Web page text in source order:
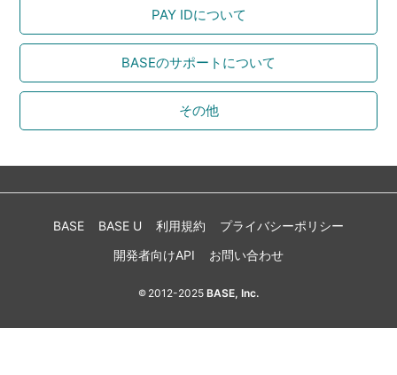
PAY IDについて
BASEのサポートについて
その他
BASE BASE U 利用規約
プライバシーポリシー
開発者向けAPI
お問い合わせ
© 2012-2025BASE, Inc.